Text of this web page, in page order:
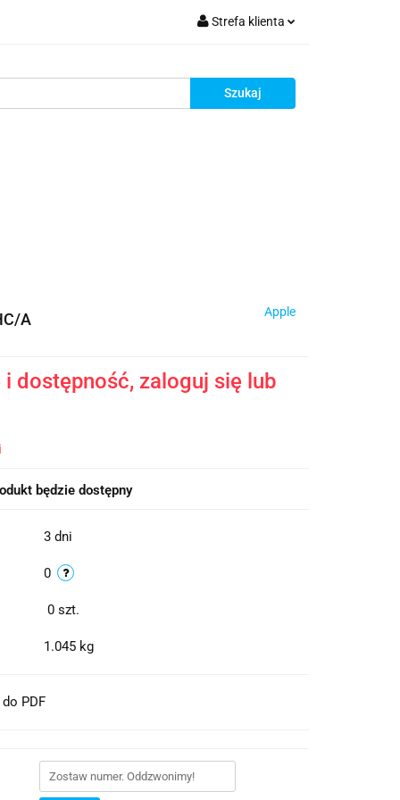
Strefa klienta
Zarejestruj się
A Apple
i dostępność, zaloguj się lub
będzie dostępny
3 dni
0
0 szt.
1.045 kg
PDF